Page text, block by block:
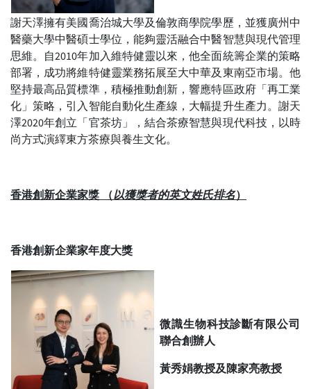
謝天澤擁有美國喬治城大學及倫敦商學院學歷，並獲廣州中
醫藥大學中醫碩士學位，能夠靈活融合中醫智慧與現代管理
思維。自2010年加入維特健靈以來，他全面統籌企業的策略
部署，成功將維特健靈業務拓展至大中華及東南亞市場。他
堅持最高品質標準，積極推動創新，響應特區政府「再工業
化」策略，引入智能自動化生產線，大幅提升生產力。謝天
澤2020年創立「官茶坊」，結合茶療智慧與現代科技，以時
尚方式演繹東方茶療與養生文化。
香港創新企業家獎 （以獲獎者的英文姓氏排名）
香港創新企業家年度大獎
微識生物科技診斷有限公司
聯合創辦人
黃秀娟教授及陳家亮教授